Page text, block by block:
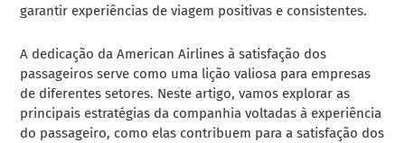
garantir experiências de viagem positivas e consistentes.
A dedicação da American Airlines à satisfação dos
passageiros serve como uma lição valiosa para empresas
de diferentes setores. Neste artigo, vamos explorar as
principais estratégias da companhia voltadas à experiência
do passageiro, como elas contribuem para a satisfação dos